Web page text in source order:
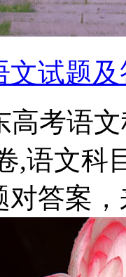
文试题
高考语
,语文科
对答案